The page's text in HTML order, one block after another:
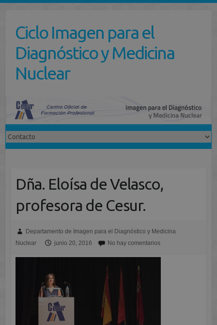
contenidoCiclo Imagen para el
Diagnóstico y Medicina
Nuclear
Dña. Eloísa de Velasco,
profesora de Cesur.
Departamento de Imagen para el Diagnóstico y Medicina
Nuclear
junio 20, 2016 No hay comentarios